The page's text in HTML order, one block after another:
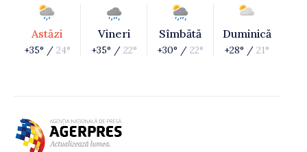
Astăzi
+35° / 24°
Vineri
+35° / 22°
Sîmbătă
+30° / 22°
Duminică
+28° / 21°